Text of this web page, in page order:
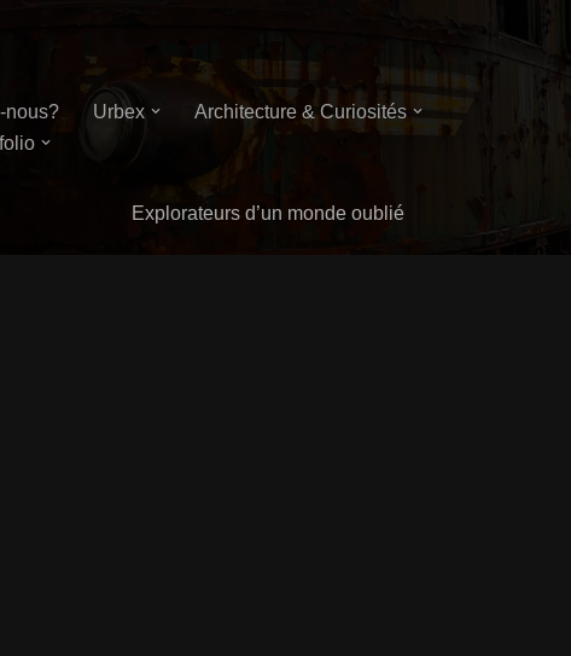
nous? Urbex
Architecture & Curiosités
Explorateurs d’un monde oublié